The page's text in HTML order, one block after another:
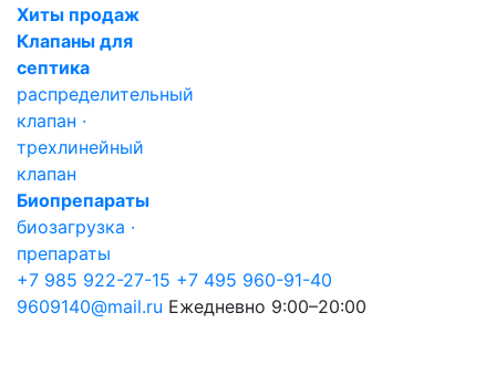
Хиты продаж
Клапаны для
септика
распределительный
клапан ·
трехлинейный
клапан
Биопрепараты
биозагрузка ·
препараты
+7 985 922-27-15 +7 495 960-91-40
9609140@mail.ru Ежедневно 9:00–20:00